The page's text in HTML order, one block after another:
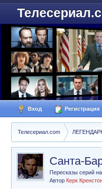
Вход Регистрация
Телесериал.com
Санта-
Пересказы серий
Автор Керк